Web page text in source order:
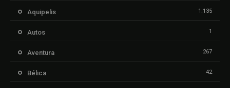
Aquipelis 1.135
Autos 1
Aventura 267
Bélica 42